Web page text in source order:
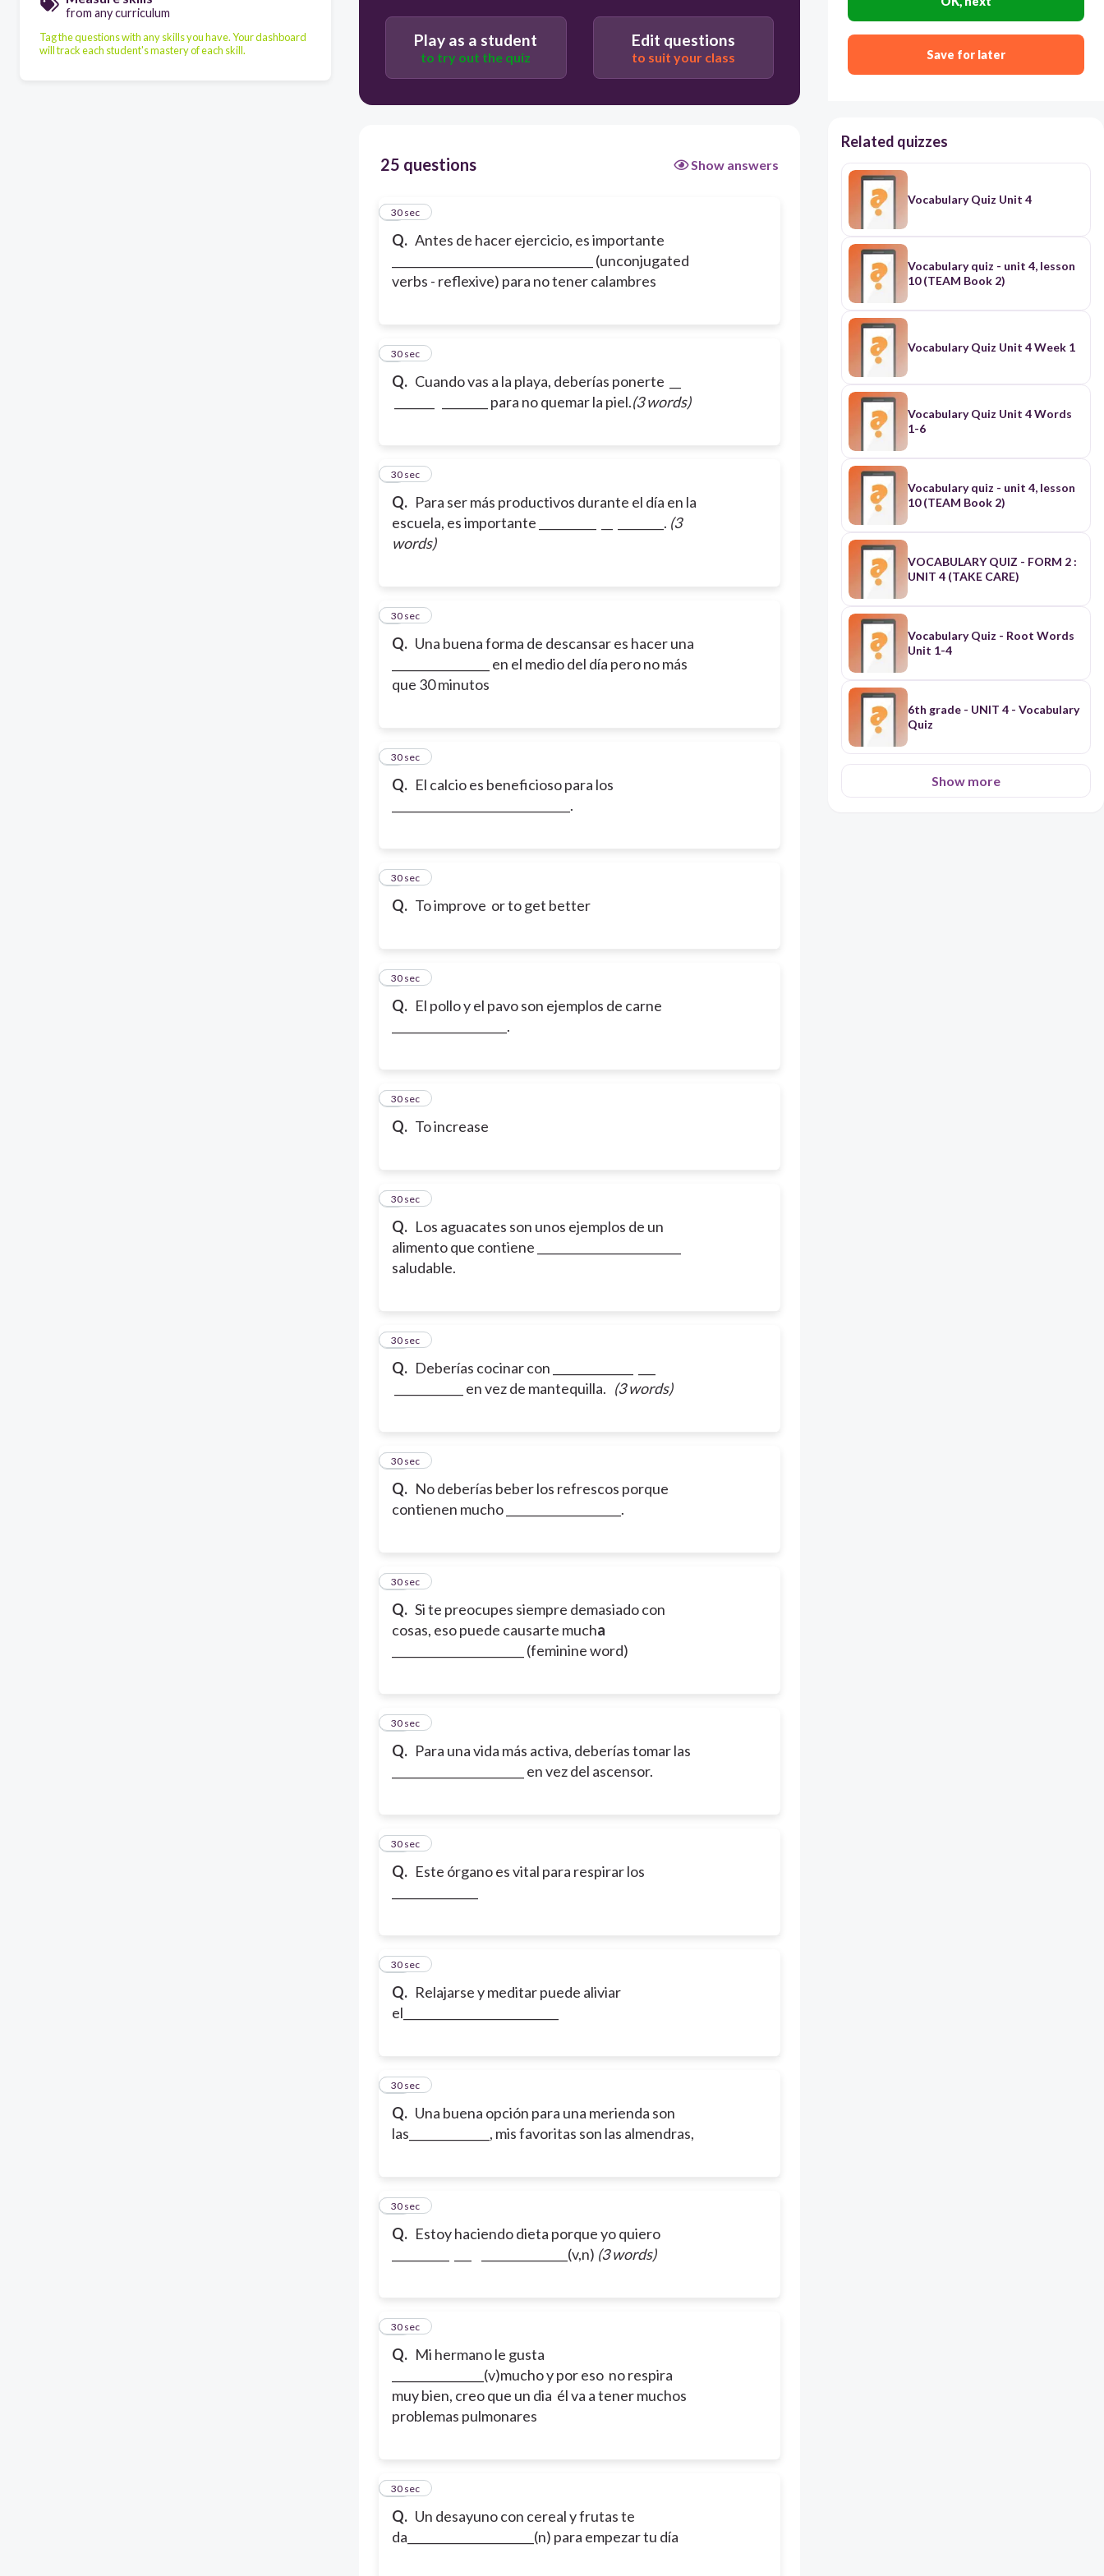
from any curriculum
Tag the questions with any skills you have. Your dashboard
will track each student's mastery of each skill.
Play as a student
to try out the quiz
Edit questions
to suit your class
25 questions Show answers
Q. Antes de hacer ejercicio, es importante
___________________________________ (unconjugated
verbs - reflexive) para no tener calambres
1
30 sec
Q. Cuando vas a la playa, deberías ponerte __
_______ ________ para no quemar la piel.(3 words)
2
30 sec
Q. Para ser más productivos durante el día en la
escuela, es importante __________ __ ________. (3
words)
3
30 sec
Q. Una buena forma de descansar es hacer una
_________________ en el medio del día pero no más
que 30 minutos
4
30 sec
Q. El calcio es beneficioso para los
_______________________________.
5
30 sec
Q. To improve or to get better
6
30 sec
Q. El pollo y el pavo son ejemplos de carne
____________________.
7
30 sec
Q. To increase
8
30 sec
Q. Los aguacates son unos ejemplos de un
alimento que contiene _________________________
saludable.
9
30 sec
Q. Deberías cocinar con ______________ ___
____________ en vez de mantequilla. (3 words)
10
30 sec
Q. No deberías beber los refrescos porque
contienen mucho ____________________.
11
30 sec
Q. Si te preocupes siempre demasiado con
cosas, eso puede causarte mucha
_______________________ (feminine word)
12
30 sec
Q. Para una vida más activa, deberías tomar las
_______________________ en vez del ascensor.
13
30 sec
Q. Este órgano es vital para respirar los
14
30 sec
Q. Relajarse y meditar puede aliviar
el___________________________
15
30 sec
Q. Una buena opción para una merienda son
las______________, mis favoritas son las almendras,
16
30 sec
Q. Estoy haciendo dieta porque yo quiero
__________ ___ _______________(v,n) (3 words)
17
30 sec
Q. Mi hermano le gusta
________________(v)mucho y por eso no respira
muy bien, creo que un dia él va a tener muchos
problemas pulmonares
18
30 sec
Q. Un desayuno con cereal y frutas te
da______________________(n) para empezar tu día
19
30 sec
Save for later
Related quizzes
Vocabulary Quiz Unit 4
Vocabulary quiz - unit 4, lesson
10 (TEAM Book 2)
Vocabulary Quiz Unit 4 Week 1
Vocabulary Quiz Unit 4 Words
1-6
Vocabulary quiz - unit 4, lesson
10 (TEAM Book 2)
VOCABULARY QUIZ - FORM 2 :
UNIT 4 (TAKE CARE)
Vocabulary Quiz - Root Words
Unit 1-4
6th grade - UNIT 4 - Vocabulary
Quiz
Show more